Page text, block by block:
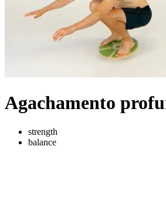
Agachamento
strength
balance